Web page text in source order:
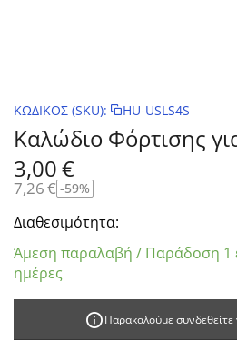
ΚΩΔΙΚΟΣ (SKU): HU-USLS4S
Καλώδιο Φόρτισης
3,00€
7,26€ -59%
Διαθεσιμότητα:
Άμεση παραλαβή / Παράδοση 1
ημέρες
Παρακαλούμε συνδεθείτε